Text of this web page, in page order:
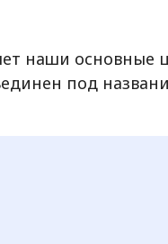
наши основные
под